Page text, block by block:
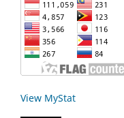
View MyStat